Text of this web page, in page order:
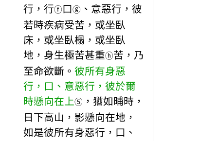
行，行ⓕ口ⓖ 、意惡行，彼
若時疾病受苦，或坐臥
床，或坐臥榻，或坐臥
地，身生極苦甚重ⓗ苦，乃
至命欲斷。 彼所有身惡
行，口、意惡行，彼於爾
時懸向在上⑤ ，猶如晡時，
日下高山，影懸向在地，
如是彼所有身惡行，口、